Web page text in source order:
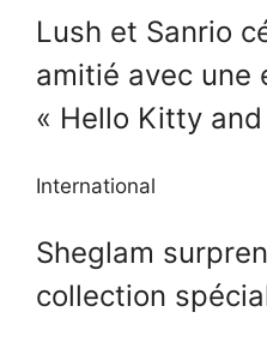
Lush et Sanrio
amitié avec une
« Hello Kitty
International
Sheglam
collection